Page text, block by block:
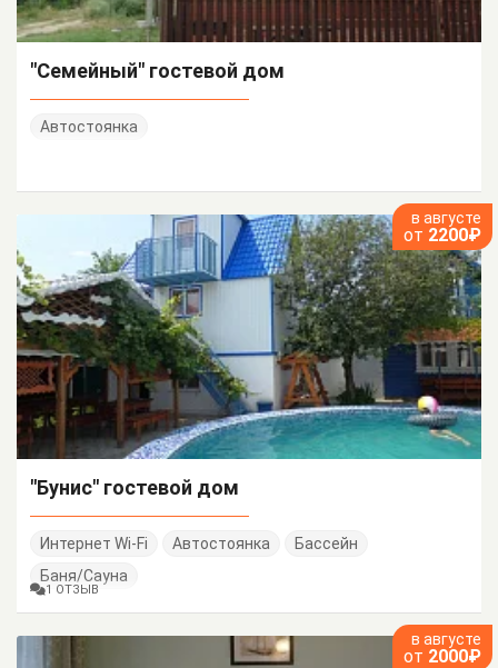
"Семейный" гостевой дом
Автостоянка
в августе
от 2200₽
"Бунис" гостевой дом
Интернет Wi-Fi Автостоянка
Бассейн
Баня/Сауна
1 ОТЗЫВ
в августе
от 2000₽